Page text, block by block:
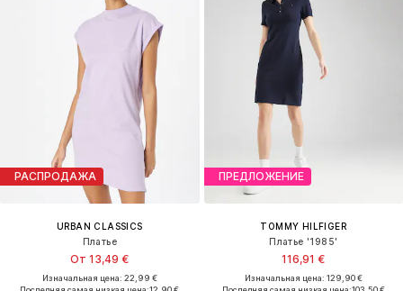
РАСПРОДАЖА
URBAN CLASSICS
Платье
От 13,49 €
Изначальная цена: 22,99 €
ПРЕДЛОЖЕНИЕ
TOMMY HILFIGER
Платье '1985'
116,91 €
Изначальная цена: 129,90 €